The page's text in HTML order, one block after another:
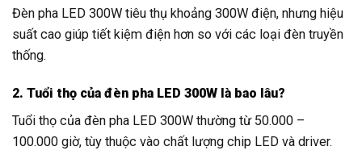
Đèn pha LED 300W tiêu thụ khoảng 300W điện, nhưng hiệu
suất cao giúp tiết kiệm điện hơn so với các loại đèn truyền
thống.
2. Tuổi thọ của đèn pha LED 300W là bao lâu?
Tuổi thọ của đèn pha LED 300W thường từ 50.000 –
100.000 giờ, tùy thuộc vào chất lượng chip LED và driver.